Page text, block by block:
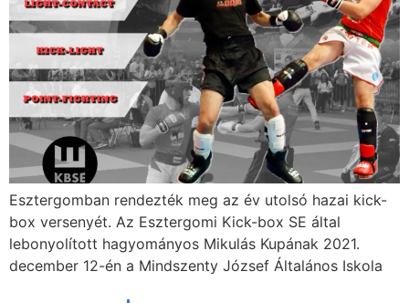
Esztergomban rendezték meg az év utolsó hazai kick-
box versenyét. Az Esztergomi Kick-box SE által
lebonyolított hagyományos Mikulás Kupának 2021.
december 12-én a Mindszenty József Általános Iskola